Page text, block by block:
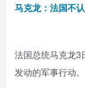
马克龙：法国不
法国总统马克龙3
发动的军事行动。